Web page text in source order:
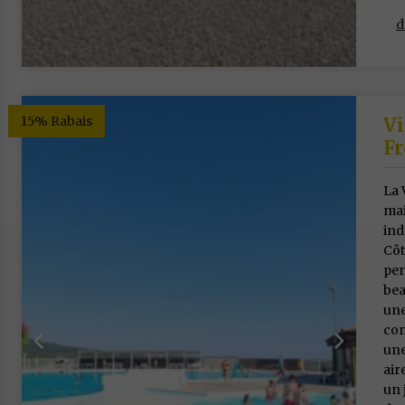
15% Rabais
La
un